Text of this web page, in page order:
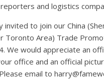
and logistics
invited to join our China
Toronto Area) Trade
We would appreciate an
office and an official
email to